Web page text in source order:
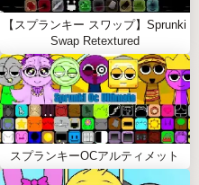
【スプランキー スワップ】Sprunki
Swap Retextured
スプランキーOCアルティメット